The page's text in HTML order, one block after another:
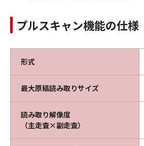
プルスキャン機能の仕様
形式
最大原稿読み取りサイズ
読み取り解像度
（主走査×副走査）